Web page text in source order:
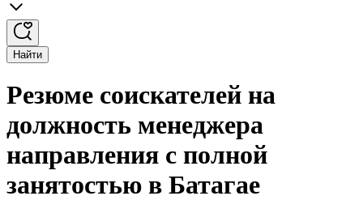
Найти
Резюме соискателей на
должность менеджера
направления с полной
занятостью в Батагае